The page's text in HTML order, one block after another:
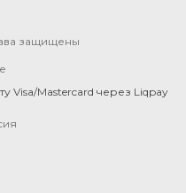
защищены